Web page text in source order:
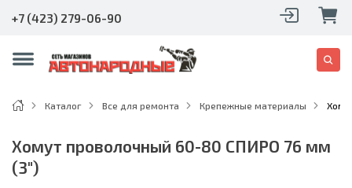
+7 (423) 279-06-90
Каталог Все для ремонта Крепежные материалы
Хомут проволочный 60-80 СПИРО 76 мм
(3")